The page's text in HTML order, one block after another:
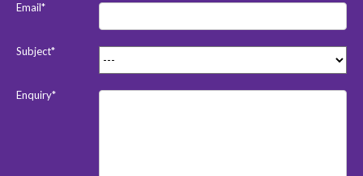
Email*
Subject*
Enquiry*